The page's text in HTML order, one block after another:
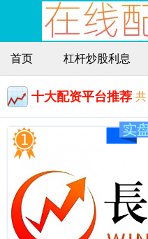
首页 杠杆炒股利息
十大配资平台推荐 共